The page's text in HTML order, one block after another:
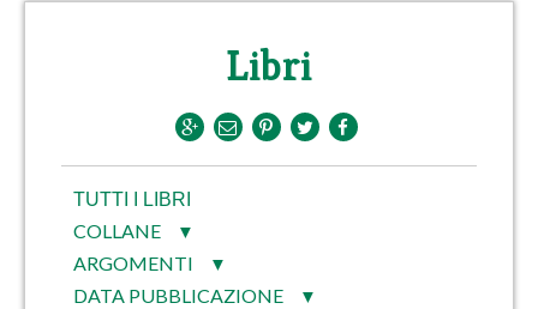
Libri
TUTTI I LIBRI
COLLANE ▼
ARGOMENTI ▼
DATA PUBBLICAZIONE ▼